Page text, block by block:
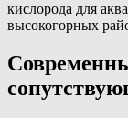
кислорода для
высокогорных